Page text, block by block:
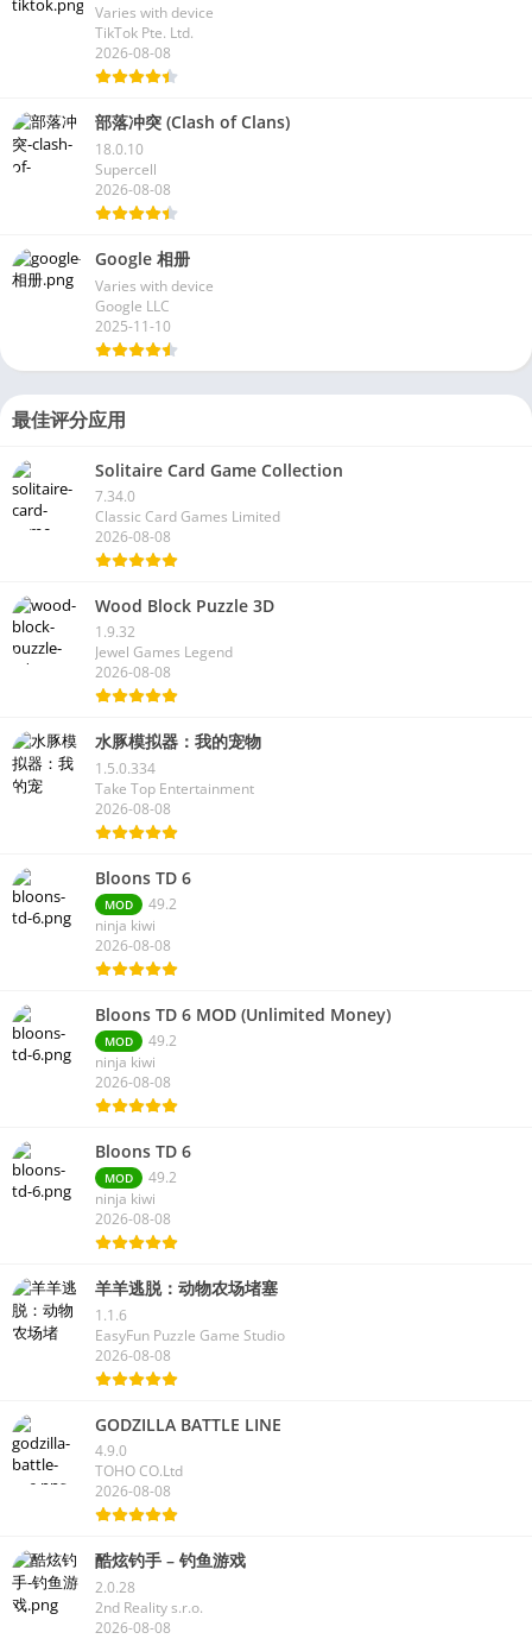
Varies with device
TikTok Pte. Ltd.
2026-08-08
部落冲突 (Clash of Clans)
18.0.10
Supercell
2026-08-08
Google 相册
Varies with device
Google LLC
2025-11-10
最佳评分应用
Solitaire Card Game Collection
7.34.0
Classic Card Games Limited
2026-08-08
Wood Block Puzzle 3D
1.9.32
Jewel Games Legend
2026-08-08
水豚模拟器：我的宠物
1.5.0.334
Take Top Entertainment
2026-08-08
Bloons TD 6
MOD
49.2
ninja kiwi
2026-08-08
Bloons TD 6 MOD (Unlimited Money)
MOD
49.2
ninja kiwi
2026-08-08
Bloons TD 6
MOD
49.2
ninja kiwi
2026-08-08
羊羊逃脱：动物农场堵塞
1.1.6
EasyFun Puzzle Game Studio
2026-08-08
GODZILLA BATTLE LINE
4.9.0
TOHO CO.Ltd
2026-08-08
酷炫钓手 – 钓鱼游戏
2.0.28
2nd Reality s.r.o.
2026-08-08